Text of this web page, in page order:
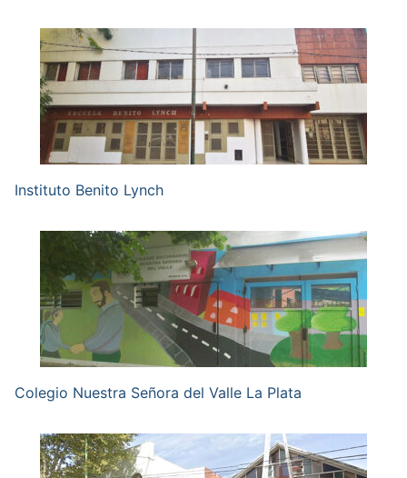
Instituto Benito Lynch
Colegio Nuestra Señora del Valle La Plata